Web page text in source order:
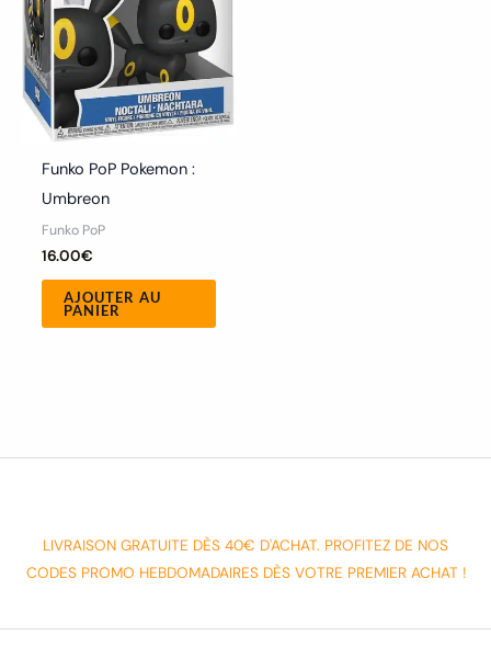
Funko PoP Pokemon :
Umbreon
Funko PoP
16.00€
AJOUTER AU
PANIER
LIVRAISON GRATUITE DÈS 40€ D'ACHAT. PROFITEZ DE NOS
CODES PROMO HEBDOMADAIRES DÈS VOTRE PREMIER ACHAT !